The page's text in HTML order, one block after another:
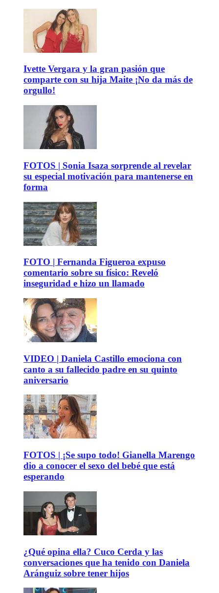
Ivette Vergara y la gran pasión que
comparte con su hija Maite ¡No da más de
orgullo!
FOTOS | Sonia Isaza sorprende al revelar
su especial motivación para mantenerse en
forma
FOTO | Fernanda Figueroa expuso
comentario sobre su físico: Reveló
inseguridad e hizo un llamado
VIDEO | Daniela Castillo emociona con
canto a su fallecido padre en su quinto
aniversario
FOTOS | ¡Se supo todo! Gianella Marengo
dio a conocer el sexo del bebé que está
esperando
¿Qué opina ella? Cuco Cerda y las
conversaciones que ha tenido con Daniela
Aránguiz sobre tener hijos